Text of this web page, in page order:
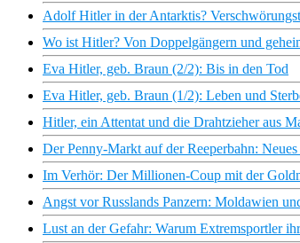
Adolf Hitler in der Antarktis?
Wo ist Hitler? Von Doppelgängern und
Eva Hitler, geb. Braun (2/2): Bis in den Tod
Eva Hitler, geb. Braun (1/2): Leben und
Hitler, ein Attentat und die Drahtzieher aus
Der Penny-Markt auf der Reeperbahn:
Im Verhör: Der Millionen-Coup mit der
Angst vor Russlands Panzern: Moldawien
Lust an der Gefahr: Warum Extremsportler